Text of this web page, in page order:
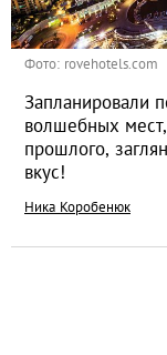
Фото: rovehotels.com
Запланировали
волшебных
прошлого,
вкус!
Ника Коробенюк